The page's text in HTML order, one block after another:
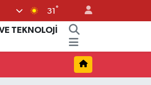
31 °
TEKNOLOJİ